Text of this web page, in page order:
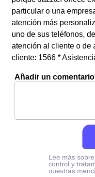
particular o una
atención más
uno de sus teléfonos,
atención al cliente o de
cliente: 1566 *
Añadir un
Lee más
control y
nuestras